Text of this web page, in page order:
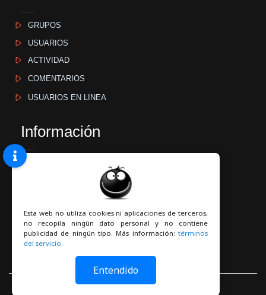
GRUPOS
USUARIOS
ACTIVIDAD
COMENTARIOS
USUARIOS EN LINEA
Información
GUÍA
TÉRMINOS DEL SERVICIO
POLÍTICA DE PRIVACIDAD
Esta web no utiliza cookies ni aplicaciones de terceros,
no recopila ningún dato personal y no contiene
publicidad de ningún tipo. Más información: términos
del servicio.
Entendido